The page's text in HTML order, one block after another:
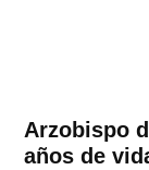
Arzobispo
años de